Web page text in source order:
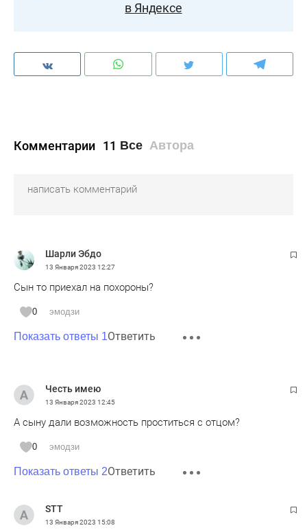
в Яндексе
Комментарии 11 Все Автора
Шарли Эбдо
13 Января 2023 12:27
Сын то приехал на похороны?
0 эмодзи
Показать ответы 1Ответить
Честь имею
13 Января 2023 12:45
А сыну дали возможность проститься с отцом?
0 эмодзи
Показать ответы 2Ответить
STT
13 Января 2023 15:08